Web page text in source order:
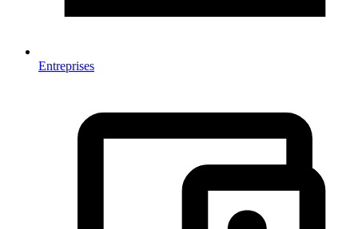
Entreprises